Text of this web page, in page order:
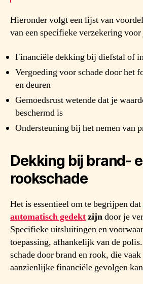
Hieronder volgt een lijst van
van een specifieke verzekering
Financiële dekking bij diefstal of
Vergoeding voor schade door het
en deuren
Gemoedsrust wetende dat je
beschermd is
Ondersteuning bij het nemen van
Dekking bij brand-
rookschade
Het is essentieel om te begrijpen dat
automatisch gedektzijndoor je
Specifieke uitsluitingen en
toepassing, afhankelijk van de
schade door brand en rook, die
aanzienlijke financiële gevolgen